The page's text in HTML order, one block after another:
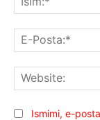
Ismimi, e-